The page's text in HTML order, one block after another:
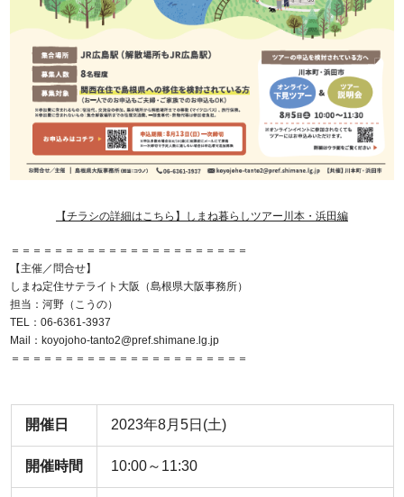
【チラシの詳細はこちら】しまね暮らしツアー川本・浜田編
＝＝＝＝＝＝＝＝＝＝＝＝＝＝＝＝＝＝＝＝＝＝
【主催／問合せ】
しまね定住サテライト大阪（島根県大阪事務所）
担当：河野（こうの）
TEL：06-6361-3937
Mail：koyojoho-tanto2@pref.shimane.lg.jp
＝＝＝＝＝＝＝＝＝＝＝＝＝＝＝＝＝＝＝＝＝＝
開催日 2023年8月5日(土)
開催時間 10:00～11:30